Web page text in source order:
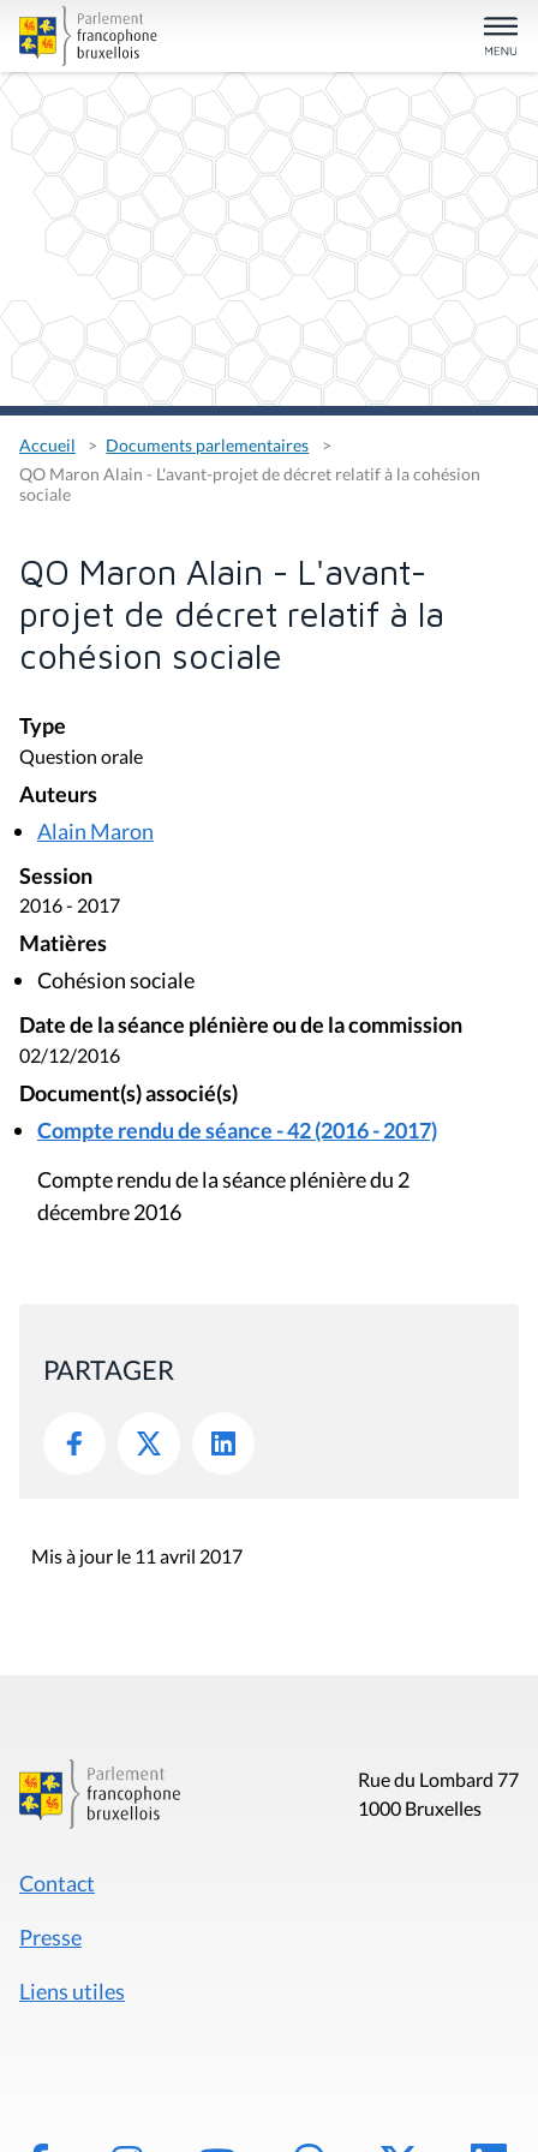
Accueil
Documents parlementaires
QO Maron Alain - L'avant-projet de décret relatif à la cohésion
sociale
QO Maron Alain - L'avant-
projet de décret relatif à la
cohésion sociale
Type
Question orale
Auteurs
Alain Maron
Session
2016 - 2017
Matières
Cohésion sociale
Date de la séance plénière ou de la commission
02/12/2016
Document(s) associé(s)
Compte rendu de séance - 42 (2016 - 2017)
Compte rendu de la séance plénière du 2
décembre 2016
PARTAGER
Mis à jour le 11 avril 2017
Rue du Lombard 77
1000 Bruxelles
Contact
Presse
Liens utiles